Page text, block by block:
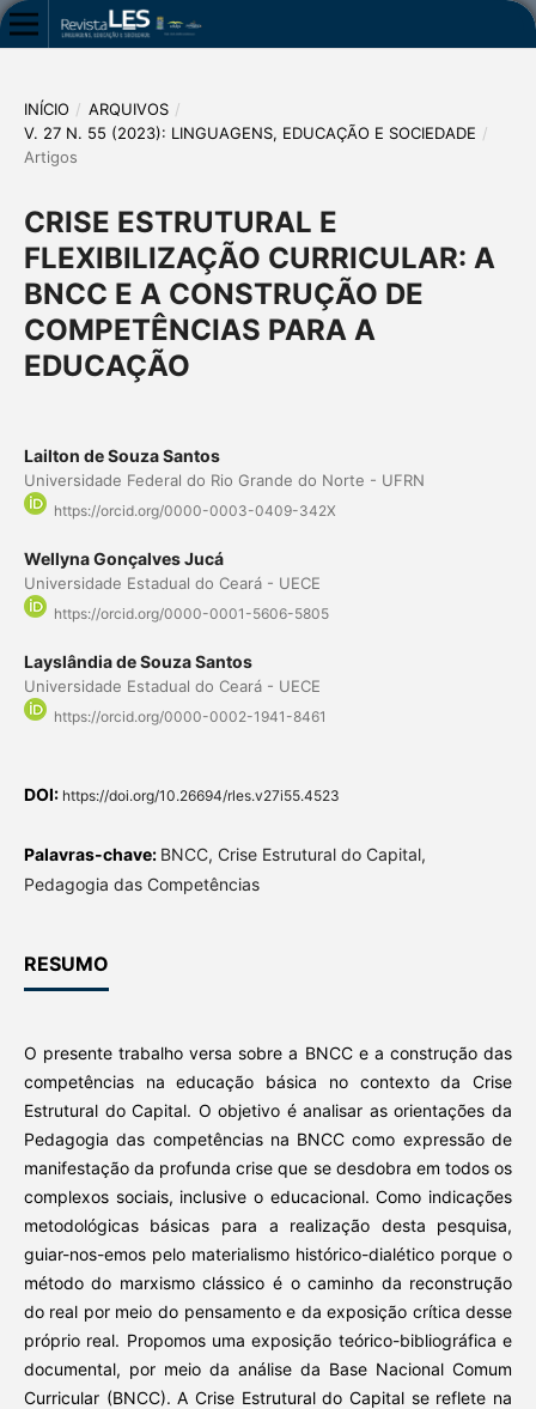
INÍCIO / ARQUIVOS /
V. 27 N. 55 (2023): LINGUAGENS, EDUCAÇÃO E SOCIEDADE /
Artigos
CRISE ESTRUTURAL E
FLEXIBILIZAÇÃO CURRICULAR: A
BNCC E A CONSTRUÇÃO DE
COMPETÊNCIAS PARA A
EDUCAÇÃO
Lailton de Souza Santos
Universidade Federal do Rio Grande do Norte - UFRN
https://orcid.org/0000-0003-0409-342X
Wellyna Gonçalves Jucá
Universidade Estadual do Ceará - UECE
https://orcid.org/0000-0001-5606-5805
Layslândia de Souza Santos
Universidade Estadual do Ceará - UECE
https://orcid.org/0000-0002-1941-8461
DOI: https://doi.org/10.26694/rles.v27i55.4523
Palavras-chave: BNCC, Crise Estrutural do Capital,
Pedagogia das Competências
RESUMO
O presente trabalho versa sobre a BNCC e a construção das
competências na educação básica no contexto da Crise
Estrutural do Capital. O objetivo é analisar as orientações da
Pedagogia das competências na BNCC como expressão de
manifestação da profunda crise que se desdobra em todos os
complexos sociais, inclusive o educacional. Como indicações
metodológicas básicas para a realização desta pesquisa,
guiar-nos-emos pelo materialismo histórico-dialético porque o
método do marxismo clássico é o caminho da reconstrução
do real por meio do pensamento e da exposição crítica desse
próprio real. Propomos uma exposição teórico-bibliográfica e
documental, por meio da análise da Base Nacional Comum
Curricular (BNCC). A Crise Estrutural do Capital se reflete na